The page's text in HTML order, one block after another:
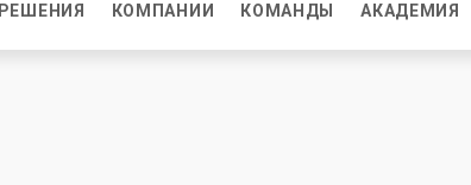
РЕШЕНИЯ КОМПАНИИ КОМАНДЫ АКАДЕМИЯ